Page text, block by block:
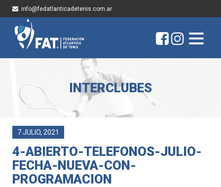
info@fedatlanticadetenis.com.ar
INTERCLUBES
7 JULIO, 2021
4-ABIERTO-TELEFONOS-JULIO-
FECHA-NUEVA-CON-
PROGRAMACION